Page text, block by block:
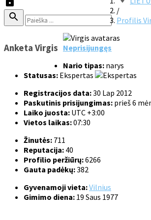
/
Profilis
Anketa Virgis Neprisijungęs
Nario tipas: narys
Statusas: Ekspertas
Registracijos data:30 Lap 2012
Paskutinis prisijungimas: prieš 6
Laiko juosta: UTC +3:00
Vietos laikas:07:30
Žinutės: 711
Reputacija: 40
Profilio peržiūrų:6266
Gauta padėkų:382
Gyvenamoji vieta:Vilnius
Gimimo diena: 19 Saus 1977